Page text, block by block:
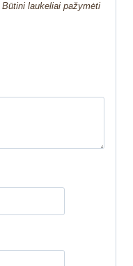
Būtini laukeliai pažymėti